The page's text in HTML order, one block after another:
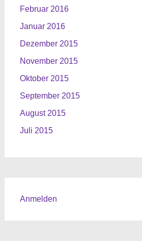
Februar 2016
Januar 2016
Dezember 2015
November 2015
Oktober 2015
September 2015
August 2015
Juli 2015
Anmelden